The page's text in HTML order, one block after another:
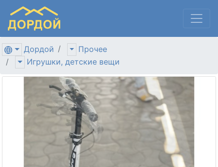
Дордой
Прочее
Игрушки, детские вещи